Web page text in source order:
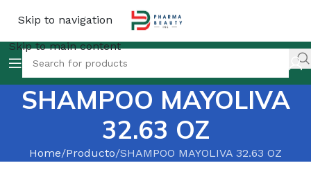
Skip to navigation
Skip to main content
SHAMPOO MAYOLIVA
32.63 OZ
Home Producto SHAMPOO MAYOLIVA 32.63 OZ